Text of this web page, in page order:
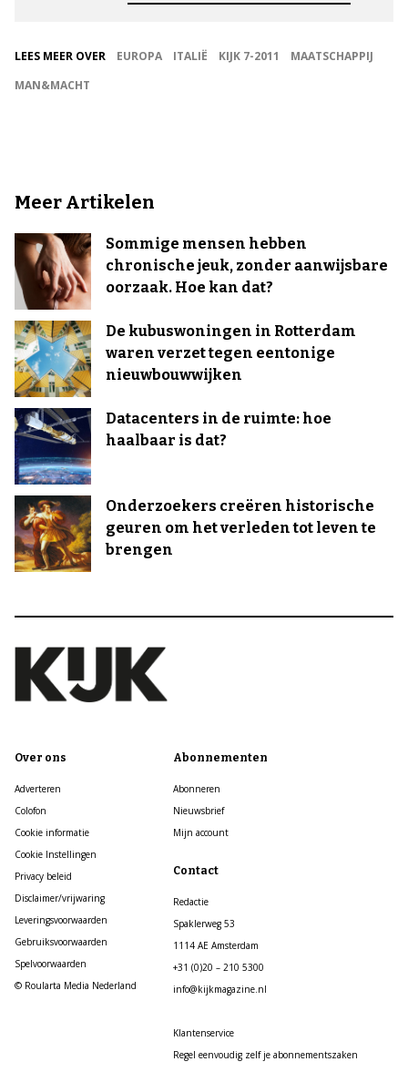
LEES MEER OVER EUROPA ITALIË KIJK 7-2011
MAATSCHAPPIJ
MAN&MACHT
Meer Artikelen
Sommige mensen hebben
chronische jeuk, zonder aanwijsbare
oorzaak. Hoe kan dat?
De kubuswoningen in Rotterdam
waren verzet tegen eentonige
nieuwbouwwijken
Datacenters in de ruimte: hoe
haalbaar is dat?
Onderzoekers creëren historische
geuren om het verleden tot leven te
brengen
Over ons
Adverteren
Colofon
Cookie informatie
Cookie Instellingen
Privacy beleid
Disclaimer/vrijwaring
Leveringsvoorwaarden
Gebruiksvoorwaarden
Spelvoorwaarden
© Roularta Media Nederland
Abonnementen
Abonneren
Nieuwsbrief
Mijn account
Contact
Redactie
Spaklerweg 53
1114 AE Amsterdam
+31 (0)20 – 210 5300
info@kijkmagazine.nl
Klantenservice
Regel eenvoudig zelf je abonnementszaken